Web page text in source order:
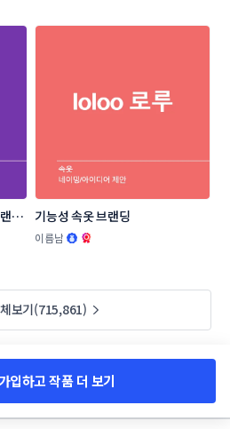
드
기능성 속옷 브랜딩
이름남
보기(715,861)
입하고 작품 더 보기